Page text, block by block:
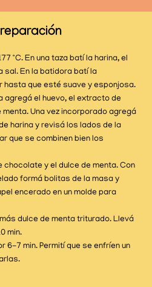
°C. En una taza batí la harina, el
sal. En la batidora batí la
hasta que esté suave y esponjosa.
agregá el huevo, el extracto de
Una vez incorporado agregá
harina y revisá los lados de la
que se combinen bien los
y el dulce de menta. Con
formá bolitas de la masa y
encerado en un molde para
dulce de menta triturado. Llevá
min.
6-7 min. Permití que se enfríen un